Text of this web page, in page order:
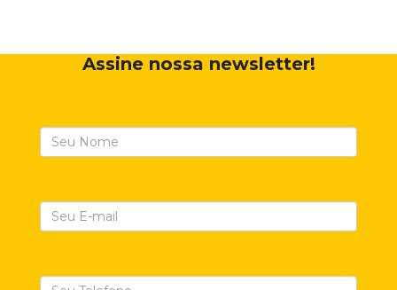
Assine nossa newsletter!